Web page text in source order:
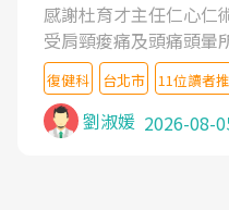
感謝杜育才主任仁心仁
受肩頸痠痛及頭痛頭暈
檢查,也嘗試過西醫打針
沒有用,後來連吃到嗎啡
症狀,沒多久就痛起來,
台灣親友介紹忠孝醫院
復健科 台北市 11位讀者
劉淑媛 2026-08-